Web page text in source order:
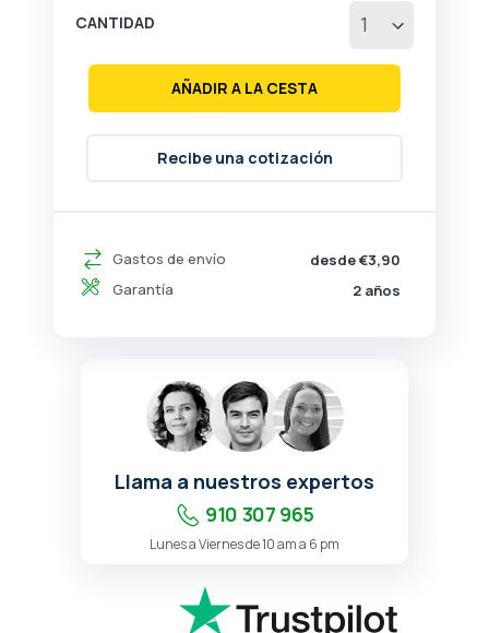
Gastos de envío
desde €3,90
Garantía
2 años
CANTIDAD
AÑADIR A LA CESTA
Recibe una cotización
Llama a nuestros expertos
910 307 965
Lunes a Viernes de 10 am a 6 pm